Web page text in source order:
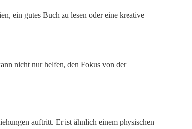
ein gutes Buch zu lesen oder eine kreative
nicht nur helfen, den Fokus von der
auftritt. Er ist ähnlich einem physischen